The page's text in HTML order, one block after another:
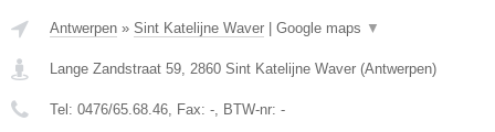
Antwerpen » Sint Katelijne Waver Google maps ▼
Lange Zandstraat 59, 2860 Sint Katelijne Waver (Antwerpen)
Tel: 0476/65.68.46, Fax: -, BTW-nr: -